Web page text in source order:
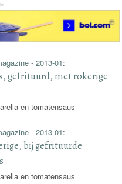
- 2013-01:
gefrituurd, met rokerige
en tomatensaus
- 2013-01:
bij gefrituurde
en tomatensaus